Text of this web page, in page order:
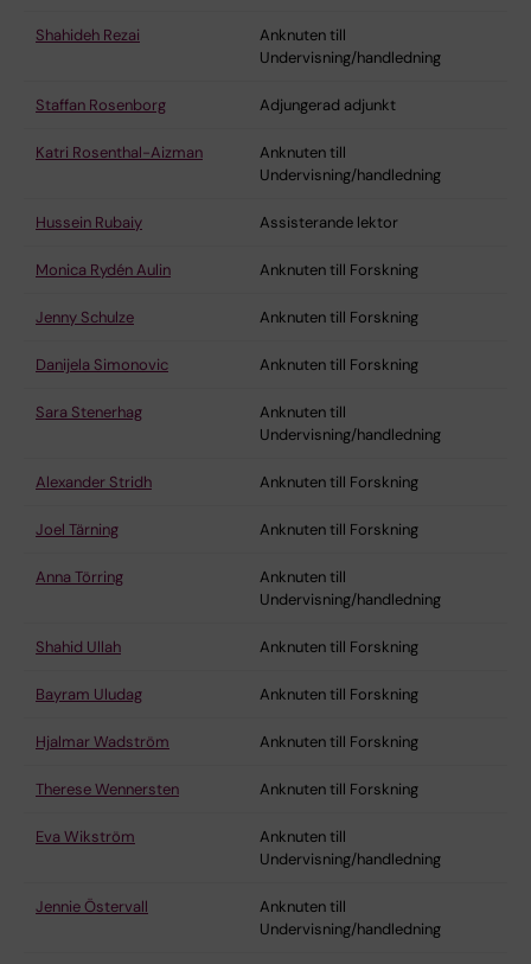
Shahideh Rezai
Anknuten till
Undervisning/handledning
Staffan Rosenborg Adjungerad adjunkt
Katri Rosenthal-Aizman
Anknuten till
Undervisning/handledning
Hussein Rubaiy Assisterande lektor
Monica Rydén Aulin Anknuten till Forskning
Jenny Schulze Anknuten till Forskning
Danijela Simonovic Anknuten till Forskning
Sara Stenerhag
Anknuten till
Undervisning/handledning
Alexander Stridh Anknuten till Forskning
Joel Tärning Anknuten till Forskning
Anna Törring
Anknuten till
Undervisning/handledning
Shahid Ullah Anknuten till Forskning
Bayram Uludag Anknuten till Forskning
Hjalmar Wadström Anknuten till Forskning
Therese Wennersten Anknuten till Forskning
Eva Wikström
Anknuten till
Undervisning/handledning
Jennie Östervall
Anknuten till
Undervisning/handledning